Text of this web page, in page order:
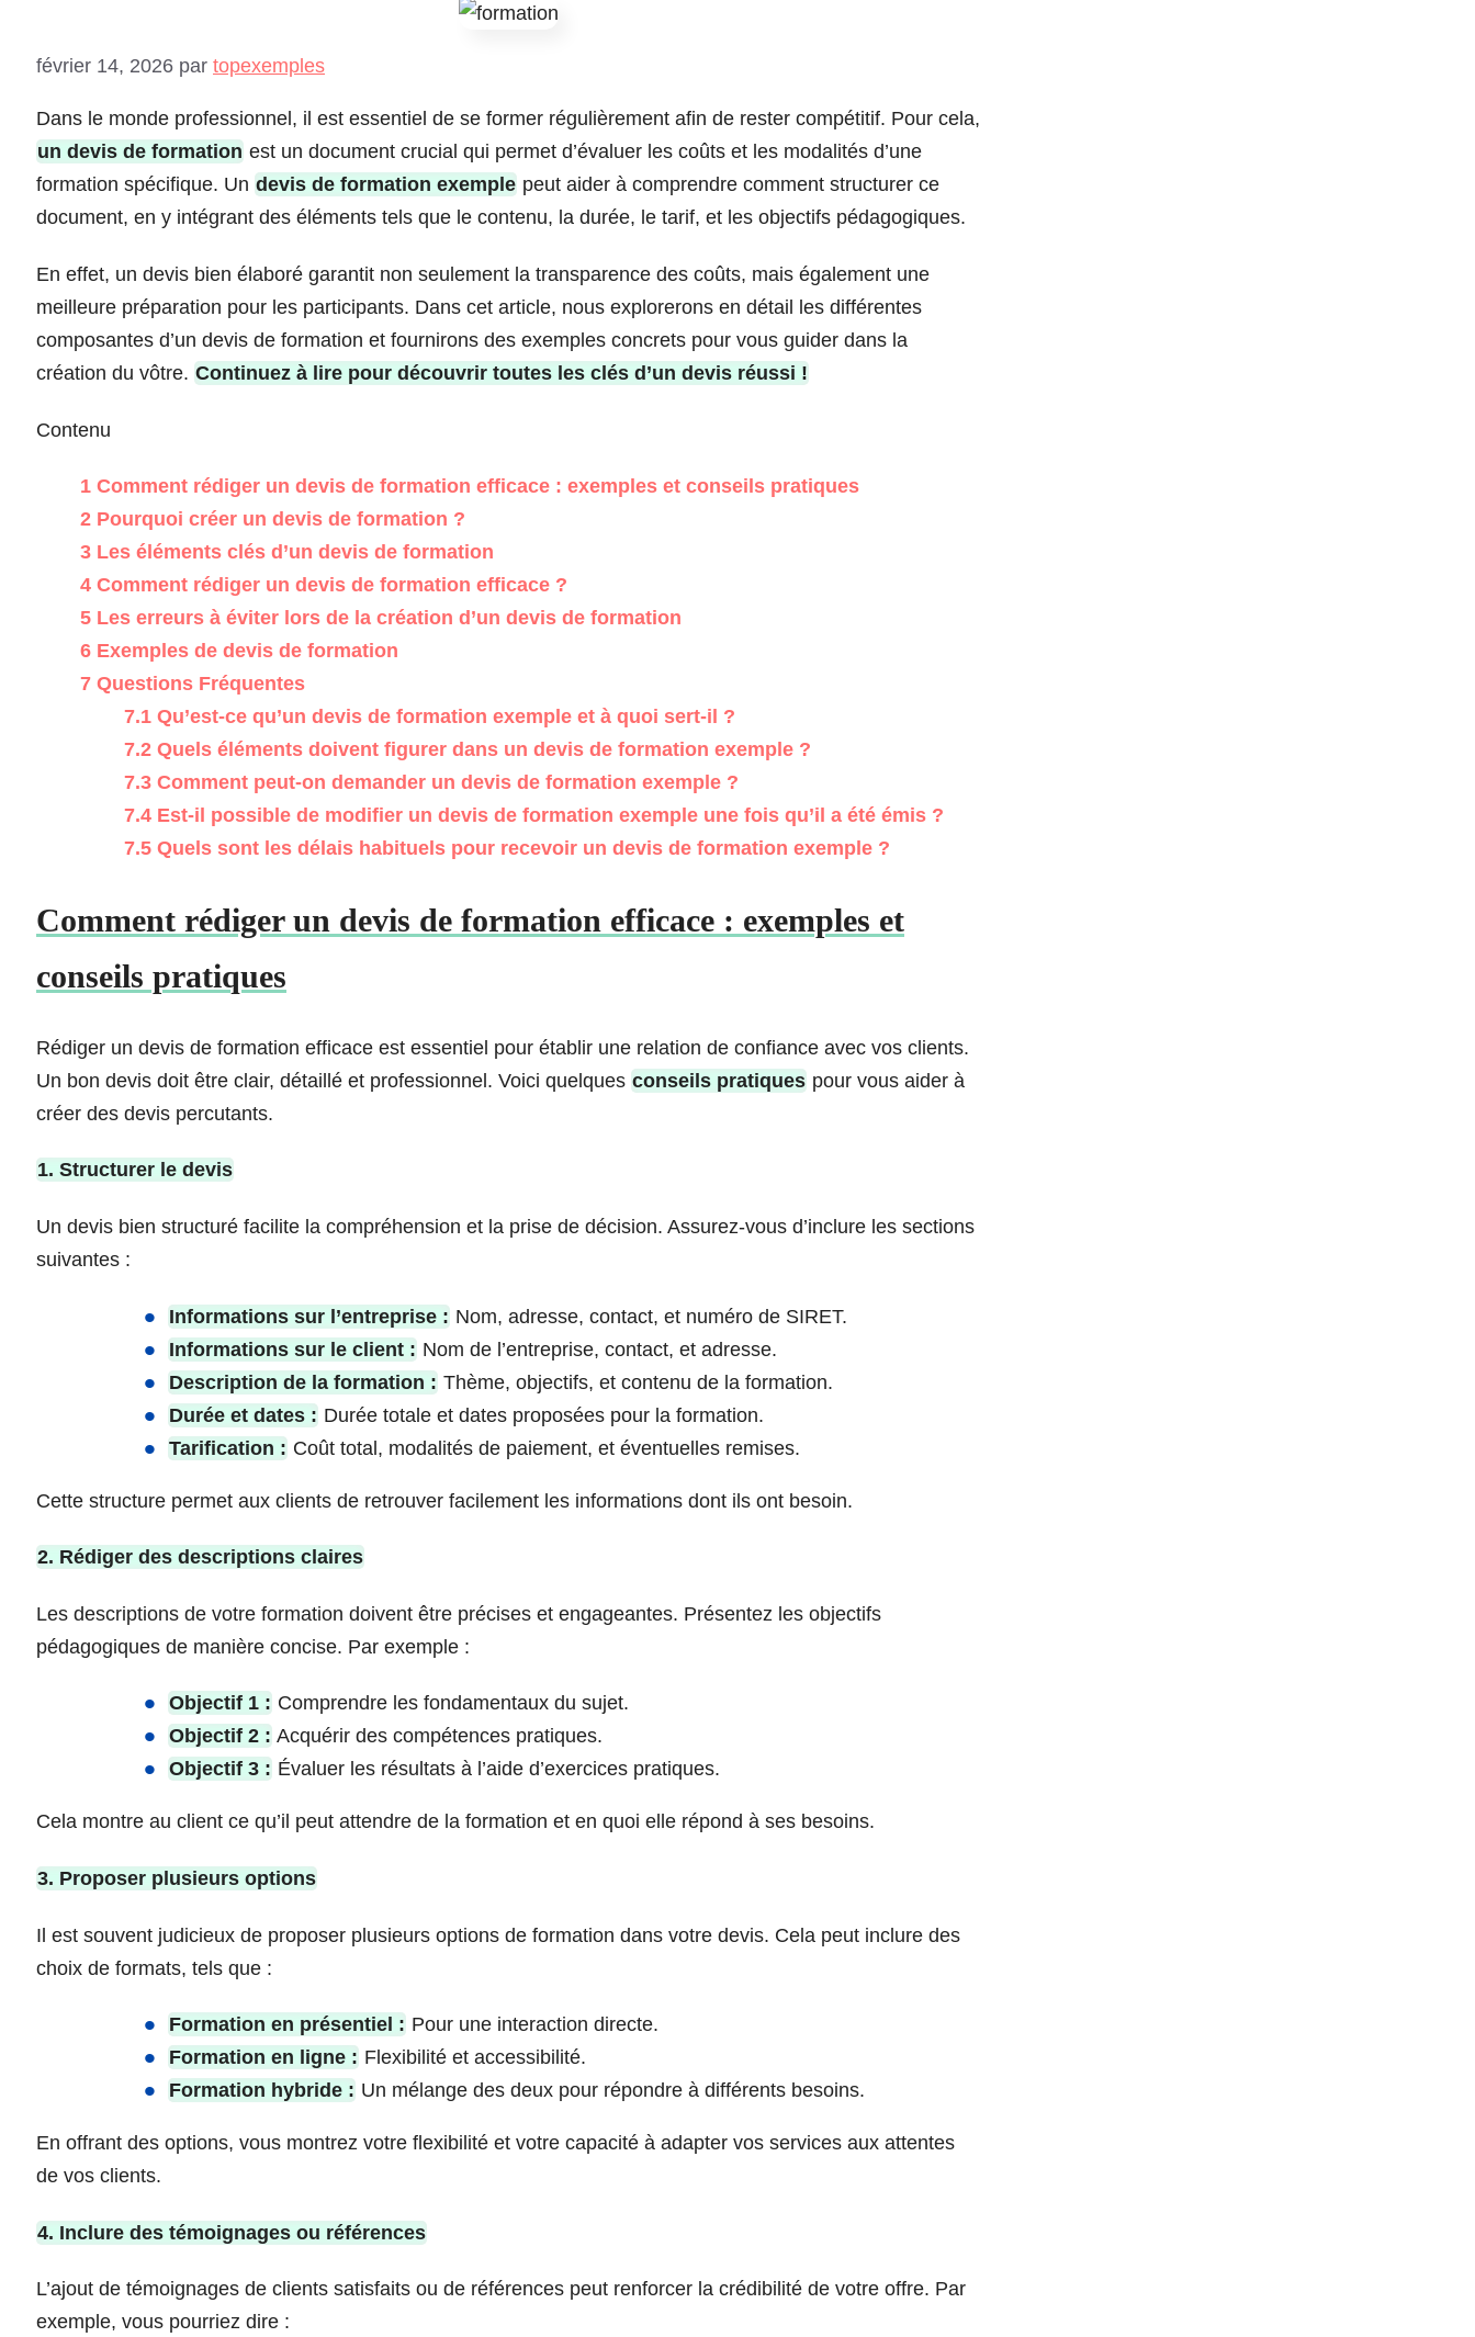
février 14, 2026 par topexemples
Dans le monde professionnel, il est essentiel de se former régulièrement afin de rester compétitif. Pour cela,
un devis de formation est un document crucial qui permet d’évaluer les coûts et les modalités d’une
formation spécifique. Un devis de formation exemple peut aider à comprendre comment structurer ce
document, en y intégrant des éléments tels que le contenu, la durée, le tarif, et les objectifs pédagogiques.
En effet, un devis bien élaboré garantit non seulement la transparence des coûts, mais également une
meilleure préparation pour les participants. Dans cet article, nous explorerons en détail les différentes
composantes d’un devis de formation et fournirons des exemples concrets pour vous guider dans la
création du vôtre. Continuez à lire pour découvrir toutes les clés d’un devis réussi !
Contenu
1 Comment rédiger un devis de formation efficace : exemples et conseils pratiques
2 Pourquoi créer un devis de formation ?
3 Les éléments clés d’un devis de formation
4 Comment rédiger un devis de formation efficace ?
5 Les erreurs à éviter lors de la création d’un devis de formation
6 Exemples de devis de formation
7 Questions Fréquentes
7.1 Qu’est-ce qu’un devis de formation exemple et à quoi sert-il ?
7.2 Quels éléments doivent figurer dans un devis de formation exemple ?
7.3 Comment peut-on demander un devis de formation exemple ?
7.4 Est-il possible de modifier un devis de formation exemple une fois qu’il a été émis ?
7.5 Quels sont les délais habituels pour recevoir un devis de formation exemple ?
Comment rédiger un devis de formation efficace : exemples et
conseils pratiques
Rédiger un devis de formation efficace est essentiel pour établir une relation de confiance avec vos clients.
Un bon devis doit être clair, détaillé et professionnel. Voici quelques conseils pratiques pour vous aider à
créer des devis percutants.
1. Structurer le devis
Un devis bien structuré facilite la compréhension et la prise de décision. Assurez-vous d’inclure les sections
suivantes :
Informations sur l’entreprise : Nom, adresse, contact, et numéro de SIRET.
Informations sur le client : Nom de l’entreprise, contact, et adresse.
Description de la formation : Thème, objectifs, et contenu de la formation.
Durée et dates : Durée totale et dates proposées pour la formation.
Tarification : Coût total, modalités de paiement, et éventuelles remises.
Cette structure permet aux clients de retrouver facilement les informations dont ils ont besoin.
2. Rédiger des descriptions claires
Les descriptions de votre formation doivent être précises et engageantes. Présentez les objectifs
pédagogiques de manière concise. Par exemple :
Objectif 1 : Comprendre les fondamentaux du sujet.
Objectif 2 : Acquérir des compétences pratiques.
Objectif 3 : Évaluer les résultats à l’aide d’exercices pratiques.
Cela montre au client ce qu’il peut attendre de la formation et en quoi elle répond à ses besoins.
3. Proposer plusieurs options
Il est souvent judicieux de proposer plusieurs options de formation dans votre devis. Cela peut inclure des
choix de formats, tels que :
Formation en présentiel : Pour une interaction directe.
Formation en ligne : Flexibilité et accessibilité.
Formation hybride : Un mélange des deux pour répondre à différents besoins.
En offrant des options, vous montrez votre flexibilité et votre capacité à adapter vos services aux attentes
de vos clients.
4. Inclure des témoignages ou références
L’ajout de témoignages de clients satisfaits ou de références peut renforcer la crédibilité de votre offre. Par
exemple, vous pourriez dire :